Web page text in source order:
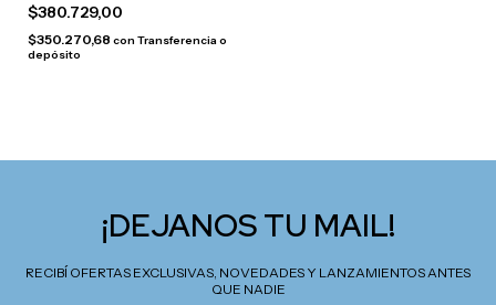
$380.729,00
$350.270,68 con Transferencia o
depósito
¡DEJANOS TU MAIL!
RECIBÍ OFERTAS EXCLUSIVAS, NOVEDADES Y LANZAMIENTOS ANTES
QUE NADIE